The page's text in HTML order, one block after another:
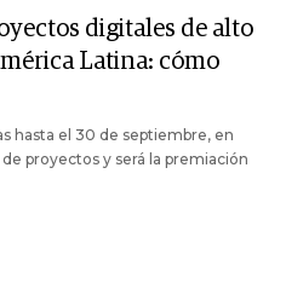
digitales de alto
Latina: cómo
hasta el 30 de septiembre, en
proyectos y será la premiación